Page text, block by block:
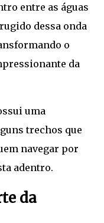
entre as águas
dessa onda
o
da
uma
trechos que
navegar por
adentro.
da